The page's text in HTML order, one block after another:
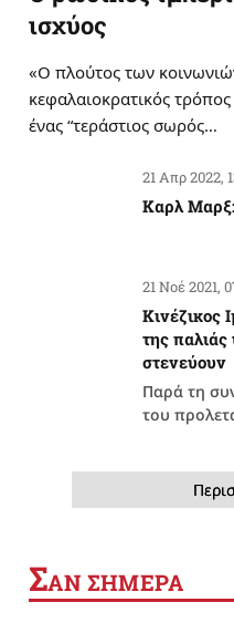
ισχύος
«Ο πλούτος των
κεφαλαιοκρατικός
ένας “τεράστιος σωρός…
21 Απρ 2022,
Καρλ Μαρξ:
21 Νοέ 2021,
Κινέζικος
της
στενεύουν
Παρά τη
του
ΣΑΝ ΣΗΜΕΡΑ